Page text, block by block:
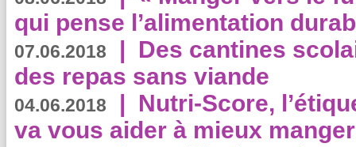
qui pense l’alimentation
07.06.2018 | Des cantines
des repas sans viande
04.06.2018 | Nutri-Score,
va vous aider à mieux